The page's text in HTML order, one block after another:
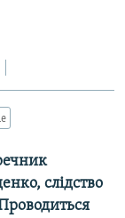
слідство